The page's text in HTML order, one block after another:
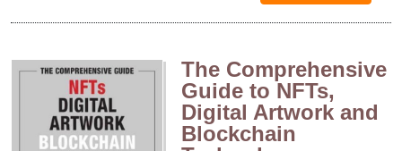
The Comprehensive
Guide to NFTs,
Digital Artwork and
Blockchain